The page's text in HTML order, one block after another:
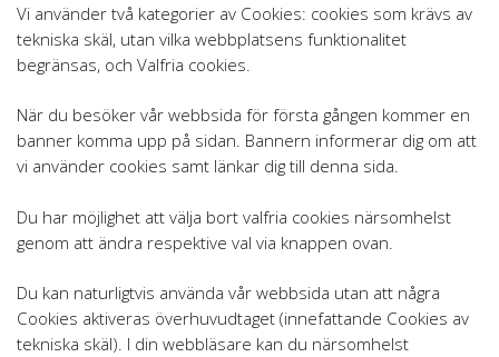
Vi använder två kategorier av Cookies: cookies som krävs av
tekniska skäl, utan vilka webbplatsens funktionalitet
begränsas, och Valfria cookies.
När du besöker vår webbsida för första gången kommer en
banner komma upp på sidan. Bannern informerar dig om att
vi använder cookies samt länkar dig till denna sida.
Du har möjlighet att välja bort valfria cookies närsomhelst
genom att ändra respektive val via knappen ovan.
Du kan naturligtvis använda vår webbsida utan att några
Cookies aktiveras överhuvudtaget (innefattande Cookies av
tekniska skäl). I din webbläsare kan du närsomhelst